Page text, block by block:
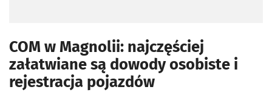
COM w Magnolii: najczęściej
załatwiane są dowody osobiste i
rejestracja pojazdów